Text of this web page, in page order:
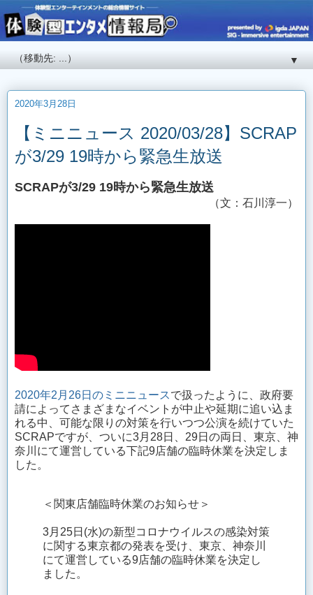
▼
2020年3月28日
【ミニニュース 2020/03/28】SCRAP
が3/29 19時から緊急生放送
SCRAPが3/29 19時から緊急生放送
（文：石川淳一）
2020年2月26日のミニニュースで扱ったように、政府要
請によってさまざまなイベントが中止や延期に追い込ま
れる中、可能な限りの対策を行いつつ公演を続けていた
SCRAPですが、ついに3月28日、29日の両日、東京、神
奈川にて運営している下記9店舗の臨時休業を決定しま
した。
＜関東店舗臨時休業のお知らせ＞
3月25日(水)の新型コロナウイルスの感染対策
に関する東京都の発表を受け、東京、神奈川
にて運営している9店舗の臨時休業を決定し
ました。